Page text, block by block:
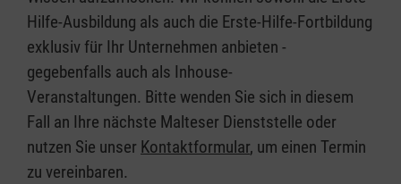
Hilfe-Ausbildung als auch die Erste-Hilfe-Fortbildung
exklusiv für Ihr Unternehmen anbieten -
gegebenfalls auch als Inhouse-
Veranstaltungen. Bitte wenden Sie sich in diesem
Fall an Ihre nächste Malteser Dienststelle oder
nutzen Sie unser Kontaktformular, um einen Termin
zu vereinbaren.